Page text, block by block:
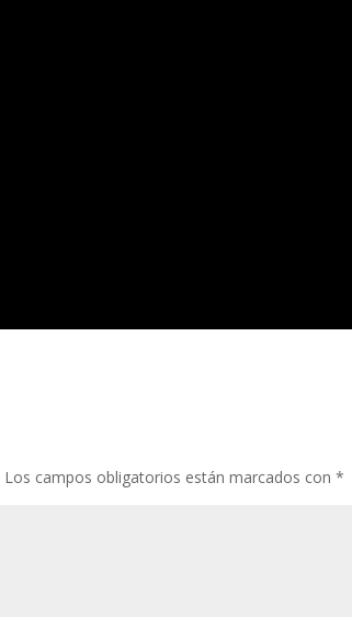
Los campos obligatorios están marcados con*